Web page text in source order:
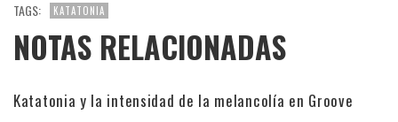
TAGS: KATATONIA
NOTAS RELACIONADAS
Katatonia y la intensidad de la melancolía en Groove